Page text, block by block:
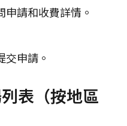
請和收費詳情。
申請。
表（按地區